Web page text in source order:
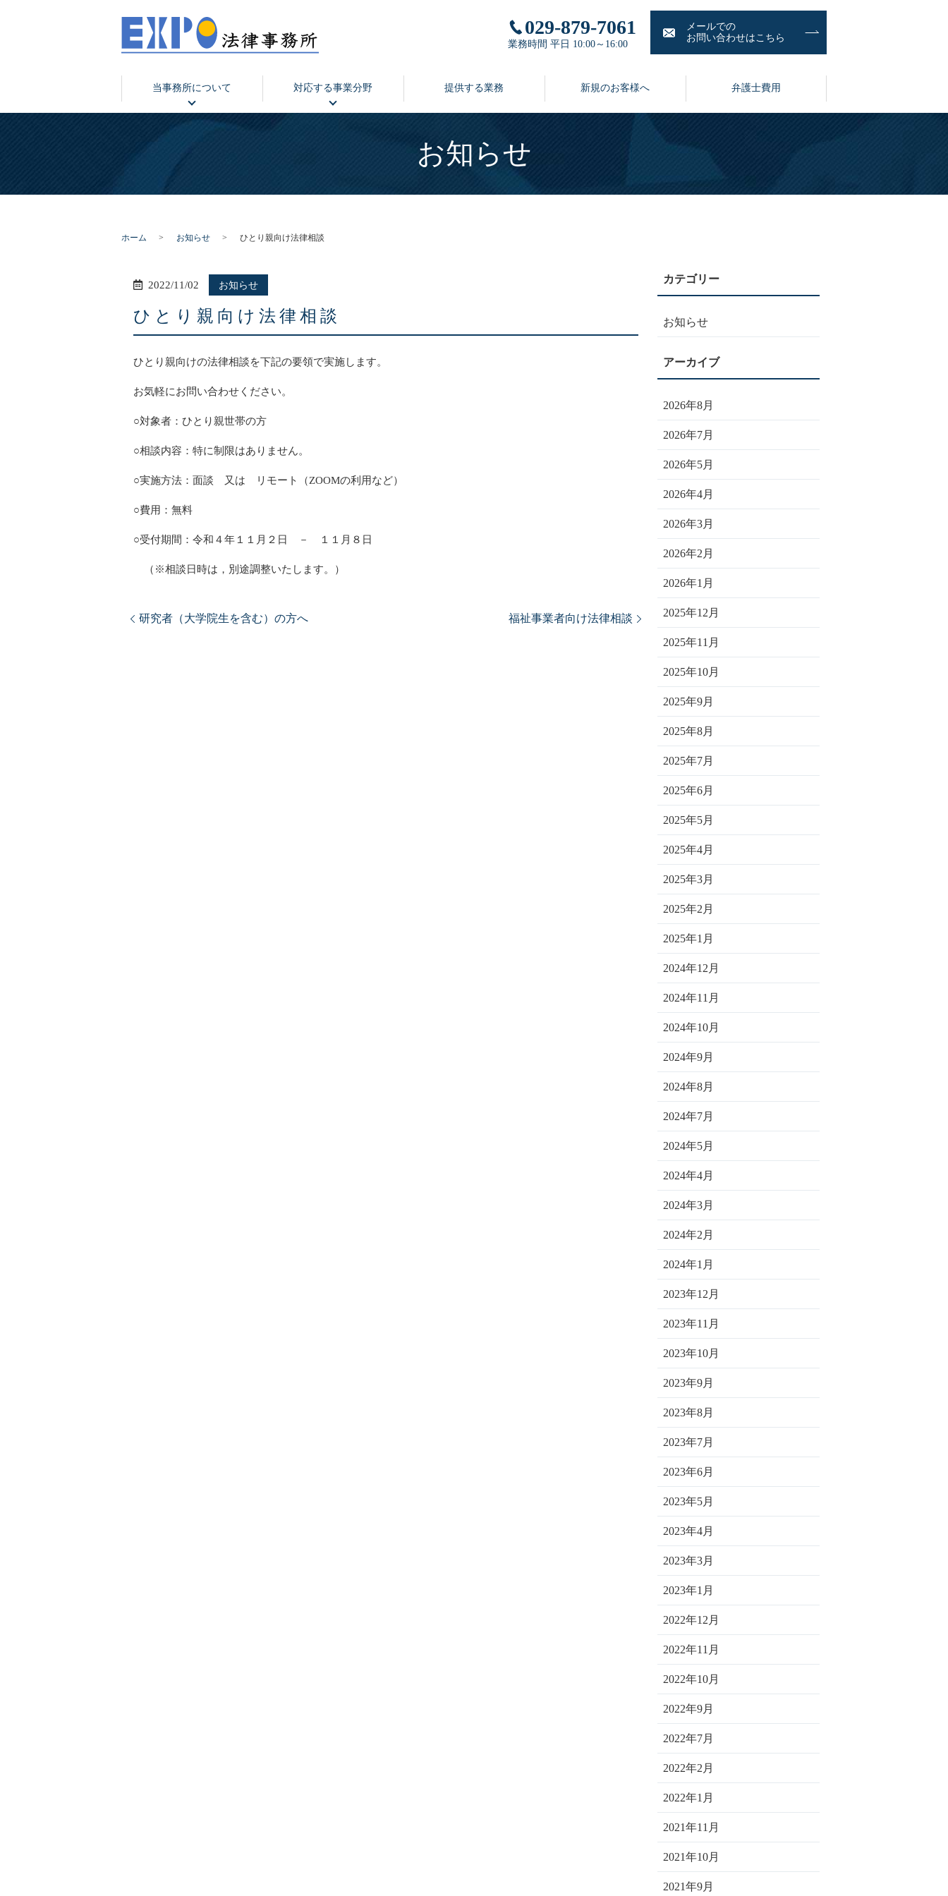
当事務所について 対応する事業分野 提供する業務 新規のお客様へ 弁護士費用
029-879-7061
業務時間 平日 10:00～16:00
メールでの
お問い合わせはこちら
お知らせ
ホーム お知らせ ひとり親向け法律相談
2022/11/02 お知らせ
ひとり親向け法律相談
ひとり親向けの法律相談を下記の要領で実施します。
お気軽にお問い合わせください。
○対象者：ひとり親世帯の方
○相談内容：特に制限はありません。
○実施方法：面談 又は リモート（ZOOMの利用など）
○費用：無料
○受付期間：令和４年１１月２日 － １１月８日
（※相談日時は，別途調整いたします。）
研究者（大学院生を含む）の方へ 福祉事業者向け法律相談
お知らせ
2026年8月
2026年7月
2026年5月
2026年4月
2026年3月
2026年2月
2026年1月
2025年12月
2025年11月
2025年10月
2025年9月
2025年8月
2025年7月
2025年6月
2025年5月
2025年4月
2025年3月
2025年2月
2025年1月
2024年12月
2024年11月
2024年10月
2024年9月
2024年8月
2024年7月
2024年5月
2024年4月
2024年3月
2024年2月
2024年1月
2023年12月
2023年11月
2023年10月
2023年9月
2023年8月
2023年7月
2023年6月
2023年5月
2023年4月
2023年3月
2023年1月
2022年12月
2022年11月
2022年10月
2022年9月
2022年7月
2022年2月
2022年1月
2021年11月
2021年10月
2021年9月